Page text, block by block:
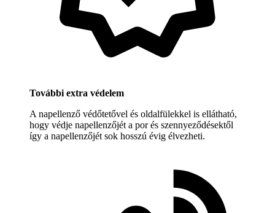
További extra védelem
A napellenző védőtetővel és oldalfülekkel is ellátható,
hogy védje napellenzőjét a por és szennyeződésektől
így a napellenzőjét sok hosszú évig élvezheti.